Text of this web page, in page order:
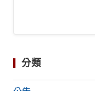
分類